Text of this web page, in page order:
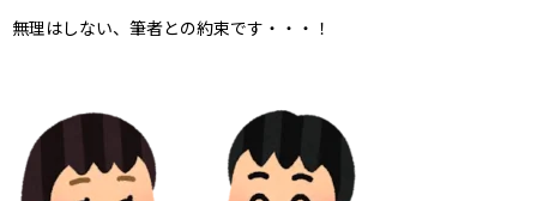
無理はしない、筆者との約束です・・・！